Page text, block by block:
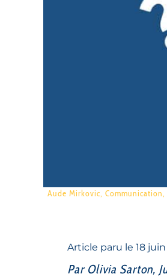
Aude Mirkovic, Communication,
Article paru le 18
Par Olivia Sarton,